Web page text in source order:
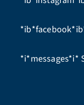
*i*messages*i*